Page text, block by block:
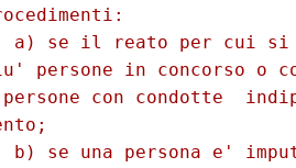
a) se il reato per cui
persone in concorso o
con condotte
b) se una persona e'